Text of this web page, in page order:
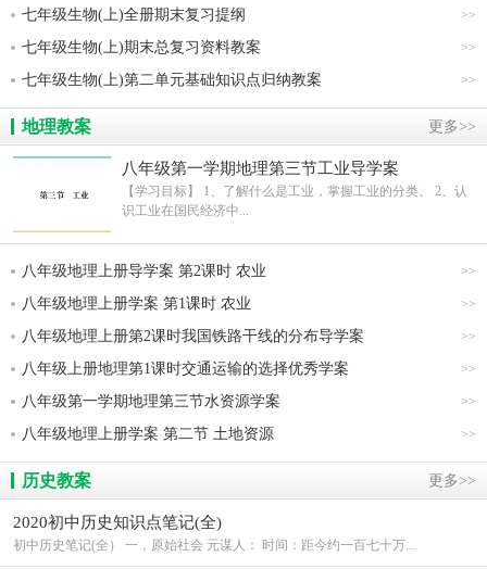
>>
七年级生物(上)全册期末复习提纲
>>
七年级生物(上)期末总复习资料教案
>>
七年级生物(上)第二单元基础知识点归纳教案
更多>>
地理教案
八年级第一学期地理第三节工业导学案
【学习目标】 1、了解什么是工业，掌握工业的分类。 2、认
识工业在国民经济中...
>>
八年级地理上册导学案 第2课时 农业
>>
八年级地理上册学案 第1课时 农业
>>
八年级地理上册第2课时我国铁路干线的分布导学案
>>
八年级上册地理第1课时交通运输的选择优秀学案
>>
八年级第一学期地理第三节水资源学案
>>
八年级地理上册学案 第二节 土地资源
更多>>
历史教案
2020初中历史知识点笔记(全)
初中历史笔记(全） 一，原始社会 元谋人： 时间：距今约一百七十万...